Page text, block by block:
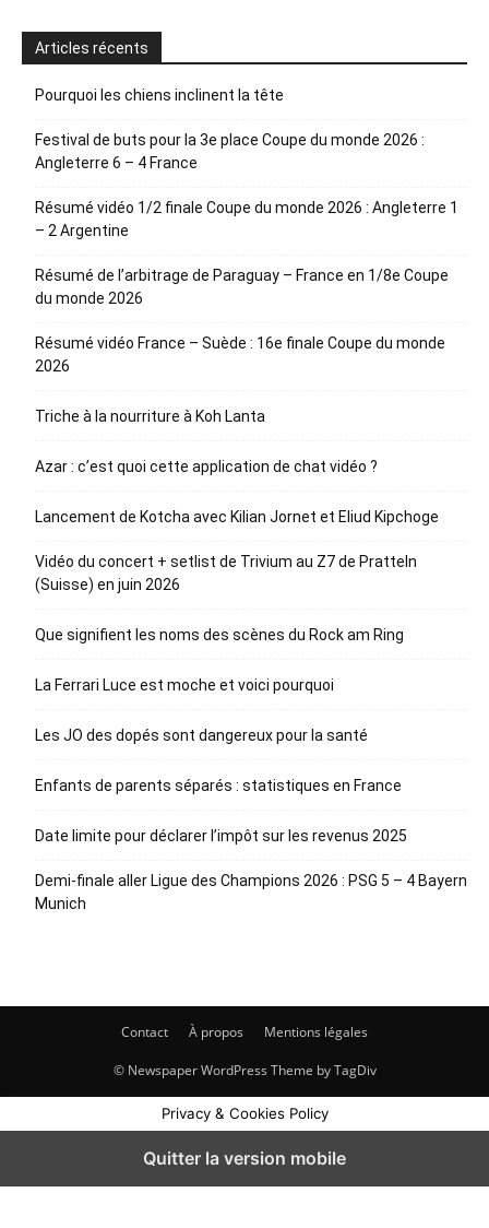
Articles récents
Pourquoi les chiens inclinent la tête
Festival de buts pour la 3e place Coupe du monde 2026 :
Angleterre 6 – 4 France
Résumé vidéo 1/2 finale Coupe du monde 2026 : Angleterre 1
– 2 Argentine
Résumé de l’arbitrage de Paraguay – France en 1/8e Coupe
du monde 2026
Résumé vidéo France – Suède : 16e finale Coupe du monde
2026
Triche à la nourriture à Koh Lanta
Azar : c’est quoi cette application de chat vidéo ?
Lancement de Kotcha avec Kilian Jornet et Eliud Kipchoge
Vidéo du concert + setlist de Trivium au Z7 de Pratteln
(Suisse) en juin 2026
Que signifient les noms des scènes du Rock am Ring
La Ferrari Luce est moche et voici pourquoi
Les JO des dopés sont dangereux pour la santé
Enfants de parents séparés : statistiques en France
Date limite pour déclarer l’impôt sur les revenus 2025
Demi-finale aller Ligue des Champions 2026 : PSG 5 – 4 Bayern
Munich
Contact À propos Mentions légales
© Newspaper WordPress Theme by TagDiv
Privacy & Cookies Policy
Quitter la version mobile